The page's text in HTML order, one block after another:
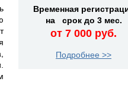
Временная
на срок до 3 мес.
от 7 000 руб.
Подробнее >>